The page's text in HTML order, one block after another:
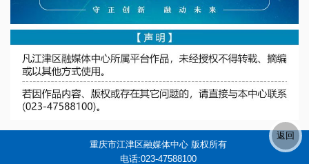
重庆市江津区融媒体中心 版权所有
电话:023-47588100